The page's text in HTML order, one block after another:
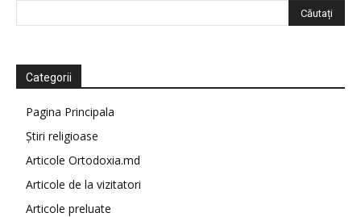
Categorii
Pagina Principala
Știri religioase
Articole Ortodoxia.md
Articole de la vizitatori
Articole preluate